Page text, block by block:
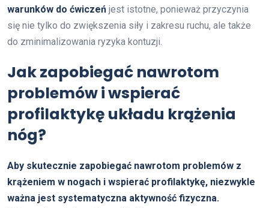
warunków do ćwiczeń jest istotne, ponieważ przyczynia
się nie tylko do zwiększenia siły i zakresu ruchu, ale także
do zminimalizowania ryzyka kontuzji.
Jak zapobiegać nawrotom
problemów i wspierać
profilaktykę układu krążenia
nóg?
Aby skutecznie zapobiegać nawrotom problemów z
krążeniem w nogach i wspierać profilaktykę, niezwykle
ważna jest systematyczna aktywność fizyczna.